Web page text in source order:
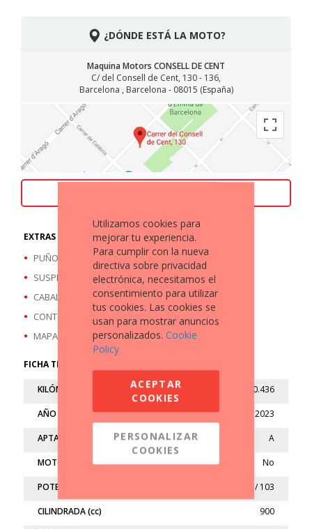
¿DÓNDE ESTÁ LA MOTO?
Maquina Motors CONSELL DE CENT
C/ del Consell de Cent, 130 - 136,
Barcelona , Barcelona - 08015 (España)
EXTRAS A DESTACAR
PUÑOS CALEFACTABLES
SUSPENSIÓN ELECTRÓNICA
CABALLETE CENTRAL
CONTROL DE VELOCIDAD
MAPAS DE CONDUCCIÓN
FICHA TÉCNICA
KILÓMETROS 10.436
AÑO 2023
APTA A
MOTO LIMITADA No
POTENCIA (kw/cv) 77 / 103
CILINDRADA (cc) 900
Utilizamos cookies para
mejorar tu experiencia.
Para cumplir con la nueva
directiva sobre privacidad
electrónica, necesitamos el
consentimiento para utilizar
tus cookies. Las cookies se
usan para mostrar anuncios
personalizados. Cookie
Policy
ACEPTAR
COOKIES
PERSONALIZAR
COOKIES